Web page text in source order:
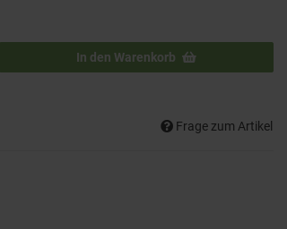
In den Warenkorb
Frage zum Artikel